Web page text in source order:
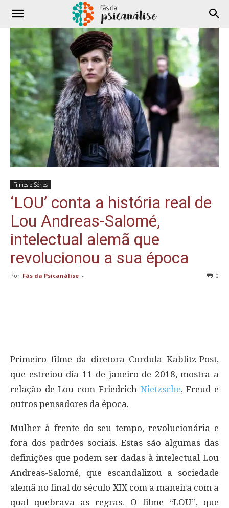
Filmes e Séries
‘LOU’ conta a história real de
Lou Andreas-Salomé,
intelectual alemã que
revolucionou a sua época
Por Fãs da Psicanálise - 0
Primeiro filme da diretora Cordula Kablitz-Post,
que estreiou dia 11 de janeiro de 2018, mostra a
relação de Lou com Friedrich Nietzsche, Freud e
outros pensadores da época.
Mulher à frente do seu tempo, revolucionária e
fora dos padrões sociais. Estas são algumas das
definições que podem ser dadas à intelectual Lou
Andreas-Salomé, que escandalizou a sociedade
alemã no final do século XIX com a maneira com a
qual quebrava as regras. O filme “LOU”, que